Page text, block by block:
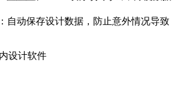
自动保存设计数据，防止意外情况导致